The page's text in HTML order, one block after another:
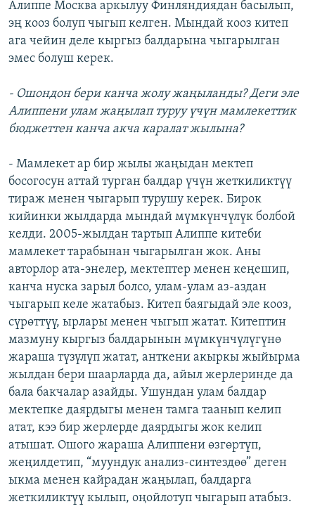
Алиппе Москва аркылуу Финляндиядан басылып,
эң кооз болуп чыгып келген. Мындай кооз китеп
ага чейин деле кыргыз балдарына чыгарылган
эмес болуш керек.
- Ошондон бери канча жолу жаңыланды? Деги эле
Алиппени улам жаңылап туруу үчүн мамлекеттик
бюджеттен канча акча каралат жылына?
- Мамлекет ар бир жылы жаңыдан мектеп
босогосун аттай турган балдар үчүн жеткиликтүү
тираж менен чыгарып турушу керек. Бирок
кийинки жылдарда мындай мүмкүнчүлүк болбой
келди. 2005-жылдан тартып Алиппе китеби
мамлекет тарабынан чыгарылган жок. Аны
авторлор ата-энелер, мектептер менен кеңешип,
канча нуска зарыл болсо, улам-улам аз-аздан
чыгарып келе жатабыз. Китеп баягыдай эле кооз,
сүрөттүү, ырлары менен чыгып жатат. Китептин
мазмуну кыргыз балдарынын мүмкүнчүлүгүнө
жараша түзүлүп жатат, анткени акыркы жыйырма
жылдан бери шаарларда да, айыл жерлеринде да
бала бакчалар азайды. Ушундан улам балдар
мектепке даярдыгы менен тамга таанып келип
атат, кээ бир жерлерде даярдыгы жок келип
атышат. Ошого жараша Алиппени өзгөртүп,
жеңилдетип, “муундук анализ-синтездөө” деген
ыкма менен кайрадан жаңылап, балдарга
жеткиликтүү кылып, оңойлотуп чыгарып атабыз.